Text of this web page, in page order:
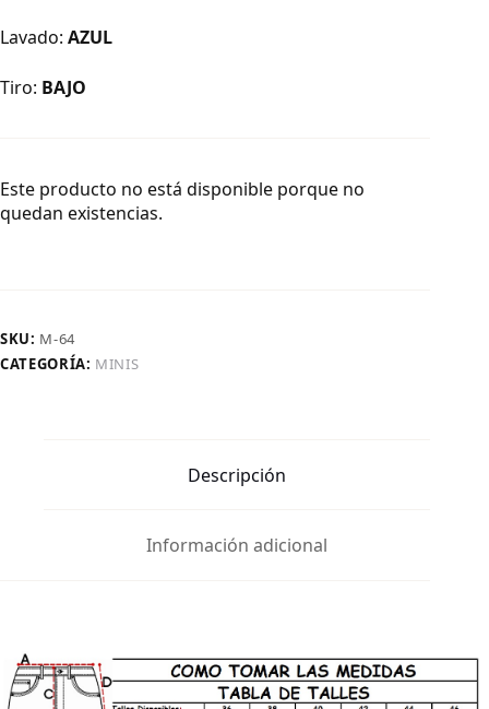
Lavado: AZUL
Tiro: BAJO
Este producto no está disponible porque no
quedan existencias.
SKU: M-64
CATEGORÍA: MINIS
Descripción
Información adicional